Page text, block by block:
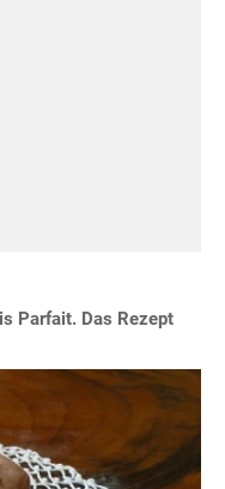
Parfait. Das Rezept